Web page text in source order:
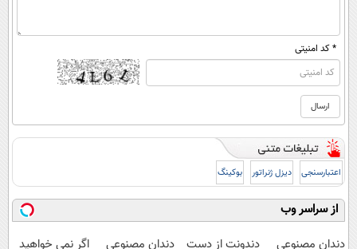
* کد امنیتی
اعتبارسنجی دیزل ژنراتور بوکینگ
از سراسر وب
دندان مصنوعی
دندونت از دست
دندان مصنوعی
اگر نمی خواهید